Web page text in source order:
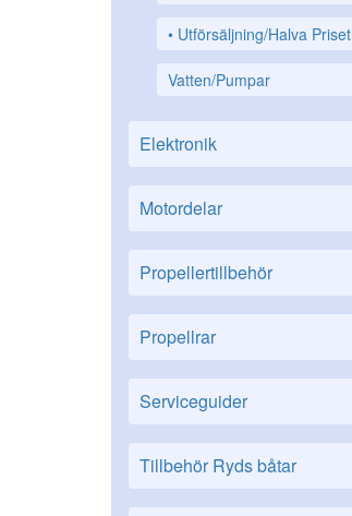
Utförsäljning/Halva Priset
Vatten/Pumpar
Elektronik
Motordelar
Propellertillbehör
Propellrar
Serviceguider
Tillbehör Ryds båtar